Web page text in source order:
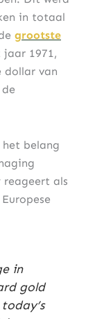
in totaal
grootste
jaar 1971,
dollar van
belang
reageert als
in
gold